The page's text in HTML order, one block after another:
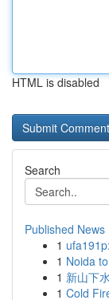
HTML is disabled
Search
Published News
1
1 Noida
1 新山下
1 Cold